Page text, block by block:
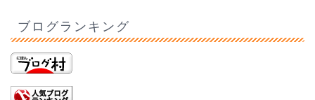
ブログランキング